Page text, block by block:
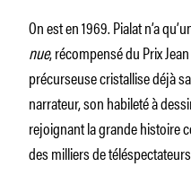
On est en 1969. Pialat n’a
nue, récompensé du Prix
précurseuse cristallise déjà
narrateur, son habileté à
rejoignant la grande histoire
des milliers de